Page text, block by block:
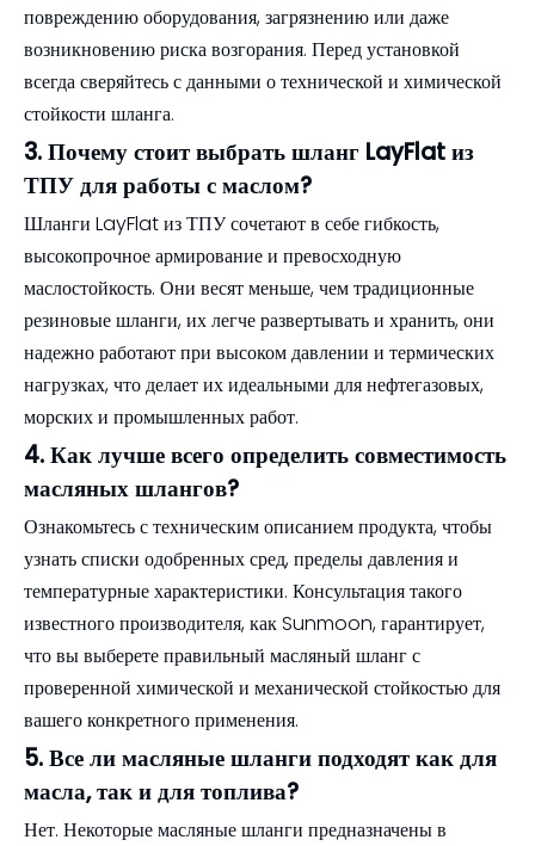
повреждению оборудования, загрязнению или даже
возникновению риска возгорания. Перед установкой
всегда сверяйтесь с данными о технической и химической
стойкости шланга.
3. Почему стоит выбрать шланг LayFlat из
ТПУ для работы с маслом?
Шланги LayFlat из ТПУ сочетают в себе гибкость,
высокопрочное армирование и превосходную
маслостойкость. Они весят меньше, чем традиционные
резиновые шланги, их легче развертывать и хранить, они
надежно работают при высоком давлении и термических
нагрузках, что делает их идеальными для нефтегазовых,
морских и промышленных работ.
4. Как лучше всего определить совместимость
масляных шлангов?
Ознакомьтесь с техническим описанием продукта, чтобы
узнать списки одобренных сред, пределы давления и
температурные характеристики. Консультация такого
известного производителя, как Sunmoon, гарантирует,
что вы выберете правильный масляный шланг с
проверенной химической и механической стойкостью для
вашего конкретного применения.
5. Все ли масляные шланги подходят как для
масла, так и для топлива?
Нет. Некоторые масляные шланги предназначены в